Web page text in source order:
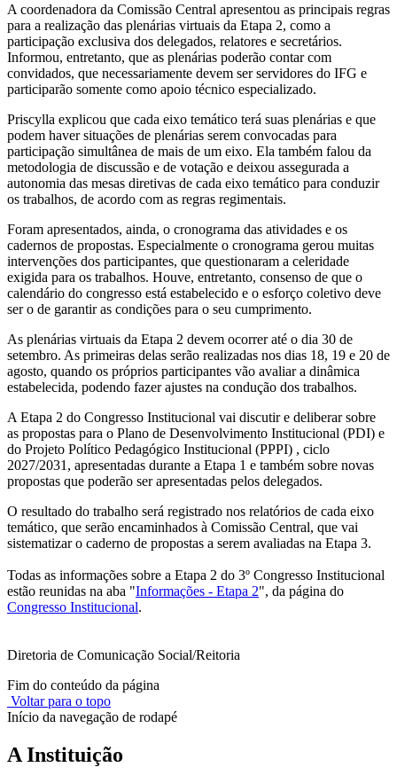
A coordenadora da Comissão Central apresentou as principais regras
para a realização das plenárias virtuais da Etapa 2, como a
participação exclusiva dos delegados, relatores e secretários.
Informou, entretanto, que as plenárias poderão contar com
convidados, que necessariamente devem ser servidores do IFG e
participarão somente como apoio técnico especializado.
Priscylla explicou que cada eixo temático terá suas plenárias e que
podem haver situações de plenárias serem convocadas para
participação simultânea de mais de um eixo. Ela também falou da
metodologia de discussão e de votação e deixou assegurada a
autonomia das mesas diretivas de cada eixo temático para conduzir
os trabalhos, de acordo com as regras regimentais.
Foram apresentados, ainda, o cronograma das atividades e os
cadernos de propostas. Especialmente o cronograma gerou muitas
intervenções dos participantes, que questionaram a celeridade
exigida para os trabalhos. Houve, entretanto, consenso de que o
calendário do congresso está estabelecido e o esforço coletivo deve
ser o de garantir as condições para o seu cumprimento.
As plenárias virtuais da Etapa 2 devem ocorrer até o dia 30 de
setembro. As primeiras delas serão realizadas nos dias 18, 19 e 20 de
agosto, quando os próprios participantes vão avaliar a dinâmica
estabelecida, podendo fazer ajustes na condução dos trabalhos.
A Etapa 2 do Congresso Institucional vai discutir e deliberar sobre
as propostas para o Plano de Desenvolvimento Institucional (PDI) e
do Projeto Político Pedagógico Institucional (PPPI) , ciclo
2027/2031, apresentadas durante a Etapa 1 e também sobre novas
propostas que poderão ser apresentadas pelos delegados.
O resultado do trabalho será registrado nos relatórios de cada eixo
temático, que serão encaminhados à Comissão Central, que vai
sistematizar o caderno de propostas a serem avaliadas na Etapa 3.
Todas as informações sobre a Etapa 2 do 3º Congresso Institucional
estão reunidas na aba "Informações - Etapa 2", da página do
Congresso Institucional.
Diretoria de Comunicação Social/Reitoria
Fim do conteúdo da página
Voltar para o topo
Início da navegação de rodapé
A Instituição